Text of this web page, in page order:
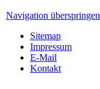
Navigation überspringen
Sitemap
Impressum
E-Mail
Kontakt